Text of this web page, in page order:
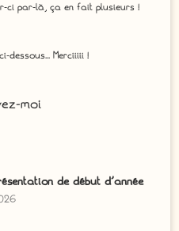
ci par-là, ça en fait plusieurs !
dessous... Merciiiii !
de début d’année